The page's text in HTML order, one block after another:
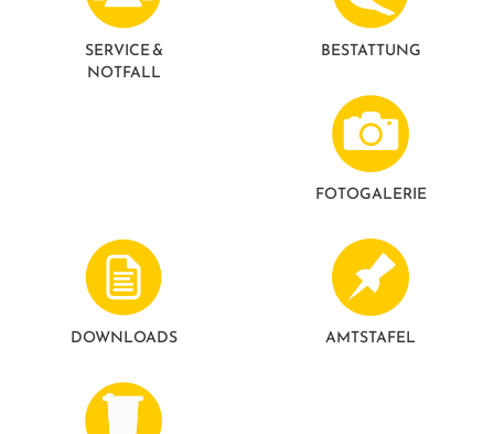
ANSPRECHPARTNER
GESUNDE GEMEINDE
SERVICE &
NOTFALL
BESTATTUNG
FOTO­GALERIE
DOWNLOADS AMTSTAFEL